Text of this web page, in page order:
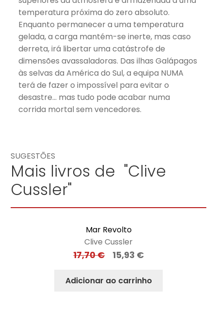
temperatura próxima do zero absoluto.
Enquanto permanecer a uma temperatura
gelada, a carga mantém-se inerte, mas caso
derreta, irá libertar uma catástrofe de
dimensões avassaladoras. Das ilhas Galápagos
às selvas da América do Sul, a equipa NUMA
terá de fazer o impossível para evitar o
desastre… mas tudo pode acabar numa
corrida mortal sem vencedores.
SUGESTÕES
Mais livros de "Clive
Cussler"
Mar Revolto
Clive Cussler
17,70€ 15,93 €
Adicionar ao carrinho